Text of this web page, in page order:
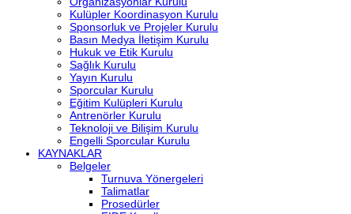
Kulüpler Koordinasyon Kurulu
Sponsorluk ve Projeler Kurulu
Basın Medya İletişim Kurulu
Hukuk ve Etik Kurulu
Sağlık Kurulu
Yayın Kurulu
Sporcular Kurulu
Eğitim Kulüpleri Kurulu
Antrenörler Kurulu
Teknoloji ve Bilişim Kurulu
Engelli Sporcular Kurulu
KAYNAKLAR
Belgeler
Turnuva Yönergeleri
Talimatlar
Prosedürler